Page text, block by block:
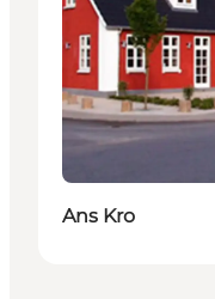
Ans Kro